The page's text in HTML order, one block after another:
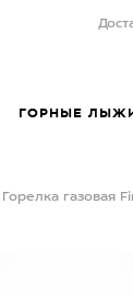
ГОРНЫЕ
Горелка газовая